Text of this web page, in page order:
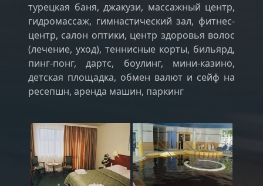
турецкая баня, джакузи, массажный центр,
гидромассаж, гимнастический зал, фитнес-
центр, салон оптики, центр здоровья волос
(лечение, уход), теннисные корты, бильярд,
пинг-понг, дартс, боулинг, мини-казино,
детская площадка, обмен валют и сейф на
ресепшн, аренда машин, паркинг